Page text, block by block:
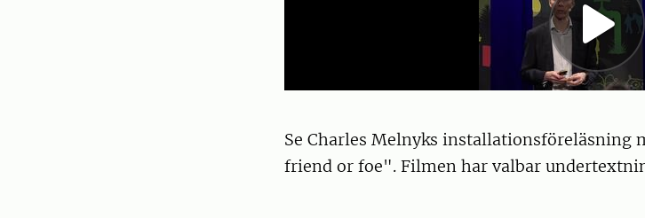
Se Charles Melnyks installationsföreläsning
friend or foe". Filmen har valbar